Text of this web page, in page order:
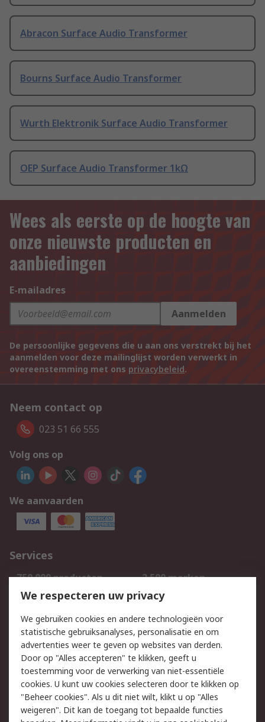
Abracon Surface Audio Transformer
Bourns Surface Audio Transformer
Wurth Elektronik Surface Audio Transformer
OEP Surface Audio Transformer 1kΩ
Wees als eerste op de hoogte van
onze nieuwste producten en
aanbiedingen
E-mailadres
Aanmelden
De persoonlijke gegevens die u aan ons verstrekt bij het
aanmelden voor deze mailinglijst worden verwerkt in
overeenstemming met ons privacybeleid.
Neem contact op
023 51 66 555
Volg ons op
We aanvaarden
Services
750.000 producten
2.500 merken
Bestellen
Inkoopoplossingen
Track & Trace
Wettelijk
Cookiebeleid
Email veiligheid
Privacybeleid
Websitevoorwaarden
Algemene
We respecteren uw privacy
We gebruiken cookies en andere technologieën voor
statistische gebruiksanalyses, personalisatie en om
advertenties weer te geven op websites van derden.
Door op "Alles accepteren" te klikken, geeft u
toestemming voor de verwerking van niet-essentiële
cookies. U kunt uw cookies selecteren door te klikken op
"Beheer cookies". Als u dit niet wilt, klikt u op "Alles
weigeren". Dit kan de toegang tot bepaalde functies